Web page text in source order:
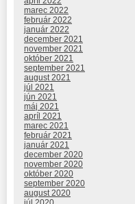
marec 2022
február 2022
január 2022
december 2021
november 2021
október 2021
september 2021
august 2021
júl 2021
jún 2021
máj 2021
apríl 2021
marec 2021
február 2021
január 2021
december 2020
november 2020
október 2020
september 2020
august 2020